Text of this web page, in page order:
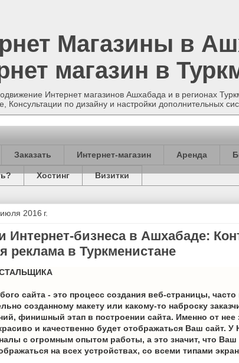
Магазины в
магазин в
Интернет магазинов Ашхабада и в регионах
Консультации по дизайну и настройки дополнительных
Заказать Интернет-магазин Аренда
Хостинг Визитки
2016 г.
Интернет-бизнеса в Ашхабаде:
реклама в Туркменистане
сайта - это процесс создания веб-страницы, часто
созданному макету или какому-то наброску
финишный этап в построении сайта. Именно от нее
и качественно будет отображаться Ваш сайт. У
с огромным опытом работы, а это значит, что Ваш
на всех устройствах, со всеми типами